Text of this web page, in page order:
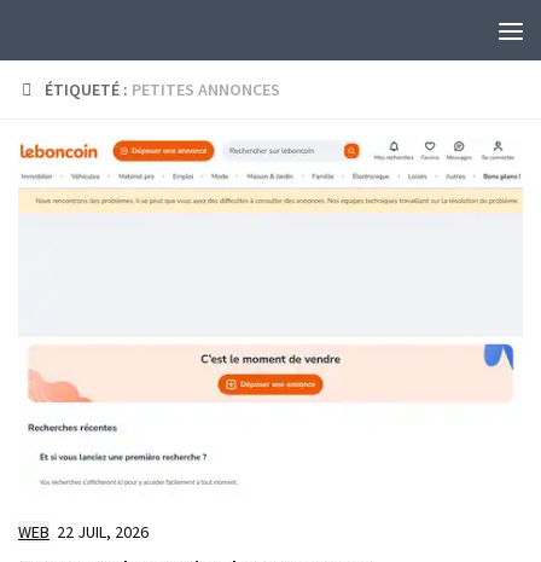
ÉTIQUETÉ : PETITES ANNONCES
WEB 22 JUIL, 2026